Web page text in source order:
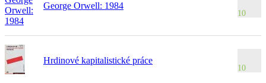
George Orwell: 1984
10
Hrdinové kapitalistické práce
10